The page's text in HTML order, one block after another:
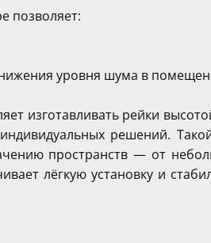
позволяет:
уровня шума в
изготавливать рейки
решений.
пространств — от
лёгкую установку и